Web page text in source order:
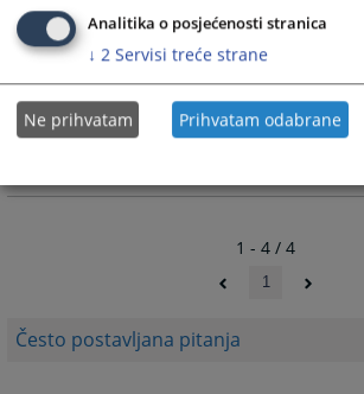
Često postavljana pitanja
Kako mogu dobiti
predmetu?
U pisarnici Suda nalazi se službenik koji
aplikaciji.
1 - 4 / 4
1
Analitika o posjećenosti stranica
↓ 2 Servisi treće strane
Ne prihvatam Prihvatam odabrane